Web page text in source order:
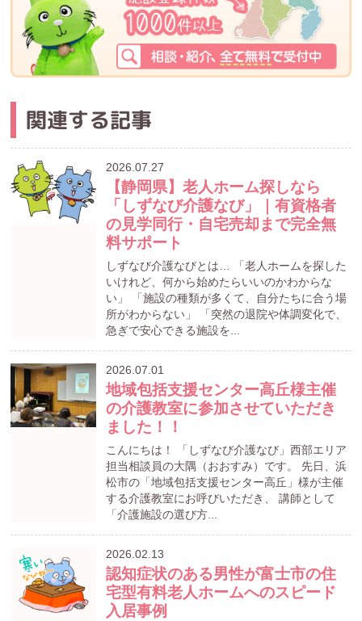
関連する記事
2026.07.27
【静岡県】老人ホーム探しなら
「しずなび介護なび」｜有資格者
の見学同行・自宅売却まで完全無
料サポート
しずなび介護なびとは… 「老人ホームを探した
いけれど、何から始めたらいいのかわからな
い」 「施設の種類が多くて、自分たちに合う場
所がわからない」 「突然の退院や体調変化で、
急ぎで安心できる施設を...
2026.07.01
地域包括支援センター高丘様主催
の介護教室に参加させていただき
ました！！
こんにちは！ 「しずなび介護なび」西部エリア
担当相談員の大隅（おおすみ）です。 先日、浜
松市の「地域包括支援センター高丘」様が主催
する介護教室にお呼びいただき、 講師として
「介護施設の選び方...
2026.02.13
認知症状のある男性が富士市の住
宅型有料老人ホームへのスピード
入居事例